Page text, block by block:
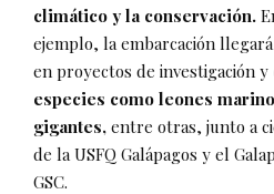
climático y la conservación.
ejemplo, la embarcación
en proyectos de investigación y
especies como leones
gigantes, entre otras, junto a
de la USFQ Galápagos y el
GSC.